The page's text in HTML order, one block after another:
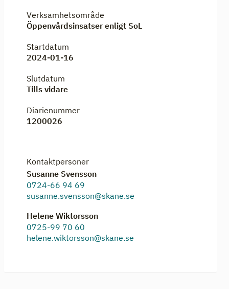
Verksamhetsområde
Öppenvårdsinsatser enligt SoL
Startdatum
2024-01-16
Slutdatum
Tills vidare
Diarienummer
1200026
Kontaktpersoner
Susanne Svensson
0724-66 94 69
susanne.svensson@skane.se
Helene Wiktorsson
0725-99 70 60
helene.wiktorsson@skane.se